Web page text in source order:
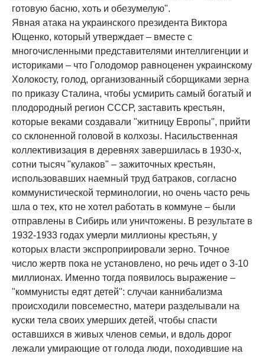
готовую басню, хоть и обезумелую".
Явная атака на украинского президента Виктора
Ющенко, который утверждает – вместе с
многочисленными представителями интеллигенции и
историками – что Голодомор равноценен украинскому
Холокосту, голод, организованный сборщиками зерна
по приказу Сталина, чтобы усмирить самый богатый и
плодородный регион СССР, заставить крестьян,
которые веками создавали "житницу Европы", прийти
со склоненной головой в колхозы. Насильственная
коллективизация в деревнях завершилась в 1930-х,
сотни тысяч "кулаков" – зажиточных крестьян,
использовавших наемный труд батраков, согласно
коммунистической терминологии, но очень часто речь
шла о тех, кто не хотел работать в коммуне – были
отправлены в Сибирь или уничтожены. В результате в
1932-1933 годах умерли миллионы крестьян, у
которых власти экспроприировали зерно. Точное
число жертв пока не установлено, но речь идет о 3-10
миллионах. Именно тогда появилось выражение –
"коммунисты едят детей": случаи каннибализма
происходили повсеместно, матери разделывали на
куски тела своих умерших детей, чтобы спасти
оставшихся в живых членов семьи, и вдоль дорог
лежали умирающие от голода люди, походившие на